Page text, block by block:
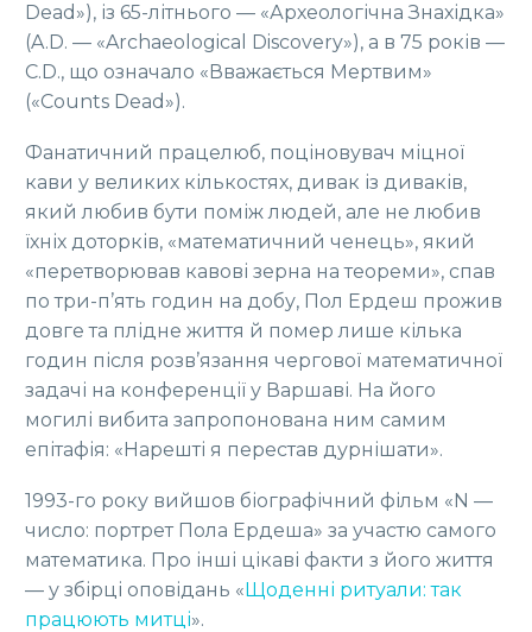
Dead»), із 65-літнього — «Археологічна Знахідка»
(A.D. — «Archaeological Discovery»), а в 75 років —
C.D., що означало «Вважається Мертвим»
(«Counts Dead»).
Фанатичний працелюб, поціновувач міцної
кави у великих кількостях, дивак із диваків,
який любив бути поміж людей, але не любив
їхніх доторків, «математичний ченець», який
«перетворював кавові зерна на теореми», спав
по три-п’ять годин на добу, Пол Ердеш прожив
довге та плідне життя й помер лише кілька
годин після розв’язання чергової математичної
задачі на конференції у Варшаві. На його
могилі вибита запропонована ним самим
епітафія: «Нарешті я перестав дурнішати».
1993-го року вийшов біографічний фільм «N —
число: портрет Пола Ердеша» за участю самого
математика. Про інші цікаві факти з його життя
— у збірці оповідань «Щоденні ритуали: так
працюють митці».